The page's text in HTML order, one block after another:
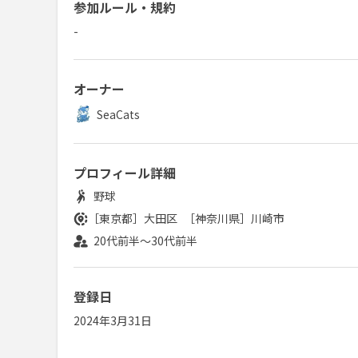
参加ルール・規約
-
オーナー
SeaCats
プロフィール詳細
野球
［東京都］ 大田区 ［神奈川県］ 川崎市
20代前半～30代前半
登録日
2024年3月31日